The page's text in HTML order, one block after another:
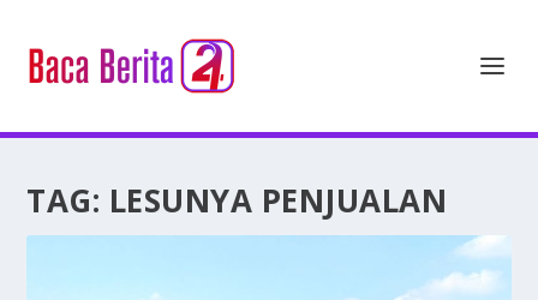
TAG: LESUNYA PENJUALAN